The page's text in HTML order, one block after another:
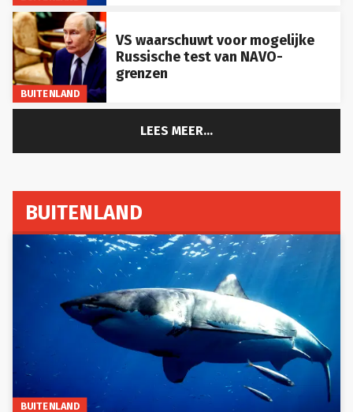
BUITENLAND
VS waarschuwt voor mogelijke
Russische test van NAVO-
grenzen
LEES MEER...
BUITENLAND
BUITENLAND